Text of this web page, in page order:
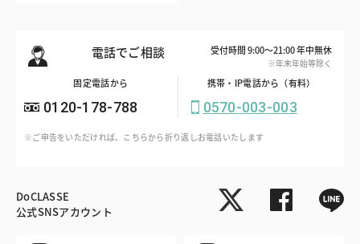
電話でご相談 受付時間 9:00～21:00 年中無休
※年末年始等除く
固定電話から
0120-178-788
携帯・IP電話から（有料）
0570-003-003
※ご申告をいただければ、こちらから折り返しお電話いたします
DoCLASSE
公式SNSアカウント